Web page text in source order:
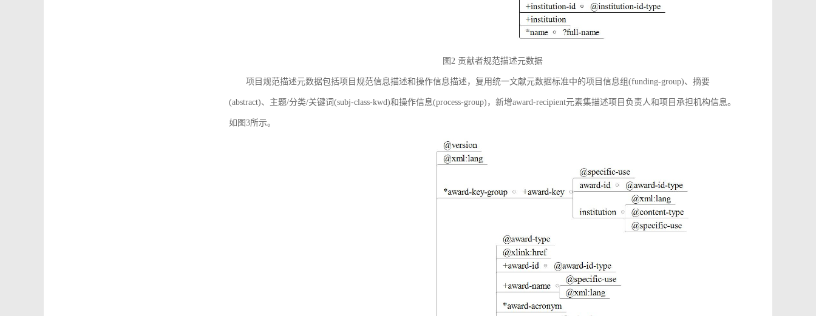
图2 贡献者规范描述元数据
项目规范描述元数据包括项目规范信息描述和操作信息描述，复用统一文献元数据标准中的项目信息组(funding-group)、摘要
(abstract)、主题/分类/关键词(subj-class-kwd)和操作信息(process-group)，新增award-recipient元素集描述项目负责人和项目承担机构信息。
如图3所示。